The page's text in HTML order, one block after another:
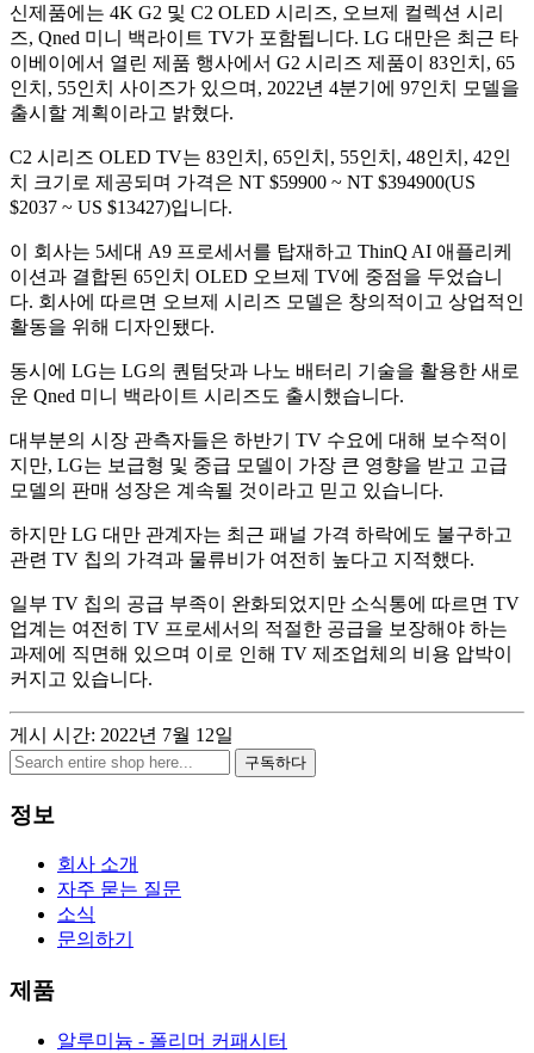
신제품에는 4K G2 및 C2 OLED 시리즈, 오브제 컬렉션 시리
즈, Qned 미니 백라이트 TV가 포함됩니다. LG 대만은 최근 타
이베이에서 열린 제품 행사에서 G2 시리즈 제품이 83인치, 65
인치, 55인치 사이즈가 있으며, 2022년 4분기에 97인치 모델을
출시할 계획이라고 밝혔다.
C2 시리즈 OLED TV는 83인치, 65인치, 55인치, 48인치, 42인
치 크기로 제공되며 가격은 NT $59900 ~ NT $394900(US
$2037 ~ US $13427)입니다.
이 회사는 5세대 A9 프로세서를 탑재하고 ThinQ AI 애플리케
이션과 결합된 65인치 OLED 오브제 TV에 중점을 두었습니
다. 회사에 따르면 오브제 시리즈 모델은 창의적이고 상업적인
활동을 위해 디자인됐다.
동시에 LG는 LG의 퀀텀닷과 나노 배터리 기술을 활용한 새로
운 Qned 미니 백라이트 시리즈도 출시했습니다.
대부분의 시장 관측자들은 하반기 TV 수요에 대해 보수적이
지만, LG는 보급형 및 중급 모델이 가장 큰 영향을 받고 고급
모델의 판매 성장은 계속될 것이라고 믿고 있습니다.
하지만 LG 대만 관계자는 최근 패널 가격 하락에도 불구하고
관련 TV 칩의 가격과 물류비가 여전히 높다고 지적했다.
일부 TV 칩의 공급 부족이 완화되었지만 소식통에 따르면 TV
업계는 여전히 TV 프로세서의 적절한 공급을 보장해야 하는
과제에 직면해 있으며 이로 인해 TV 제조업체의 비용 압박이
커지고 있습니다.
게시 시간: 2022년 7월 12일
구독하다
정보
회사 소개
자주 묻는 질문
소식
문의하기
제품
알루미늄 - 폴리머 커패시터